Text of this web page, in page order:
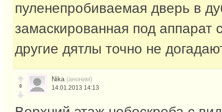
пуленепробиваемая дверь в
замаскированная под аппарат
другие дятлы точно не
0
Nika (аноним)
14.01.2013 14:13